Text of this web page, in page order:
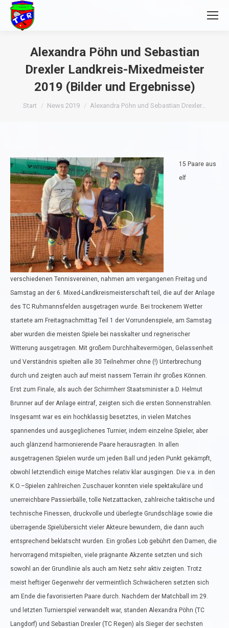
Alexandra Pöhn und Sebastian
Drexler Landkreis-Mixedmeister
2019 (Bilder und Ergebnisse)
Sie befinden sich hier:
Start News 2019 Alexandra Pöhn und Sebastian Drexler…
15 Paare aus
elf
verschiedenen Tennisvereinen, nahmen am vergangenen Freitag und
Samstag an der 6. Mixed-Landkreismeisterschaft teil, die auf der Anlage
des TC Ruhmannsfelden ausgetragen wurde. Bei trockenem Wetter
startete am Freitagnachmittag Teil 1 der Vorrundenspiele, am Samstag
aber wurden die meisten Spiele bei nasskalter und regnerischer
Witterung ausgetragen. Mit großem Durchhaltevermögen, Gelassenheit
und Verständnis spielten alle 30 Teilnehmer ohne (!) Unterbrechung
durch und zeigten auch auf meist nassem Terrain ihr großes Können.
Erst zum Finale, als auch der Schirmherr Staatsminister a.D. Helmut
Brunner auf der Anlage eintraf, zeigten sich die ersten Sonnenstrahlen.
Insgesamt war es ein hochklassig besetztes, in vielen Matches
spannendes und ausgeglichenes Turnier, indem einzelne Spieler, aber
auch glänzend harmonierende Paare herausragten. In allen
ausgetragenen Spielen wurde um jeden Ball und jeden Punkt gekämpft,
obwohl letztendlich einige Matches relativ klar ausgingen. Die v.a. in den
K.O.–Spielen zahlreichen Zuschauer konnten viele spektakuläre und
unerreichbare Passierbälle, tolle Netzattacken, zahlreiche taktische und
technische Finessen, druckvolle und überlegte Grundschläge sowie die
überragende Spielübersicht vieler Akteure bewundern, die dann auch
entsprechend beklatscht wurden. Ein großes Lob gebührt den Damen, die
hervorragend mitspielten, viele prägnante Akzente setzten und sich
sowohl an der Grundlinie als auch am Netz sehr aktiv zeigten. Trotz
meist heftiger Gegenwehr der vermeintlich Schwächeren setzten sich
am Ende die favorisierten Paare durch. Nachdem der Matchball im 29.
und letzten Turnierspiel verwandelt war, standen Alexandra Pöhn (TC
Langdorf) und Sebastian Drexler (TC Regen) als Sieger der sechsten